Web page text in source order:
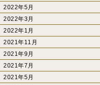
2022年5月
2022年3月
2022年1月
2021年11月
2021年9月
2021年7月
2021年5月